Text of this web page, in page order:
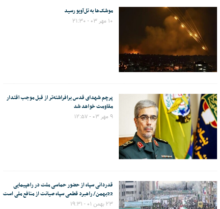
موشک‌ها به تل‌آویو رسید
۱۰ مهر ۰۳ - ۲۱:۳۰
پرچم شهدای قدس برافراشته‌تر از قبل موجب اقتدار
مقاومت خواهد شد
۹ مهر ۰۳ - ۱۲:۵۷
قدردانی سپاه از حضور حماسی ملت در راهپیمایی
22بهمن/ راهبرد قطعی سپاه صیانت از منافع ملی است
۲۳ بهمن ۰۱ - ۱۹:۳۱